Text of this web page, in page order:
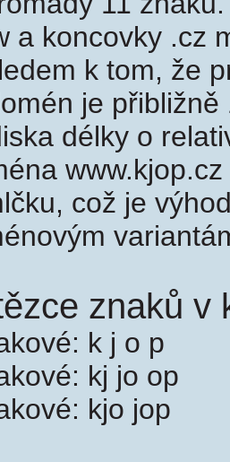
a koncovky .cz
k tom, že
je
délky o
což je
znaků v
k j o p
kj jo op
kjo jop